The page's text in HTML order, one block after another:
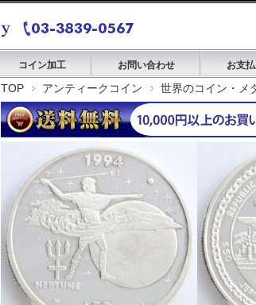
コイン加工 お問い合わせ お支
TOP アンティークコイン 世界のコイン・メ